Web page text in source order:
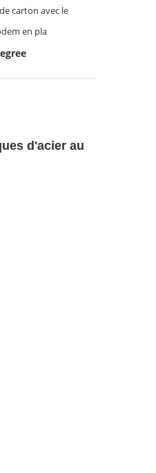
carton avec le
en pla
d'acier au